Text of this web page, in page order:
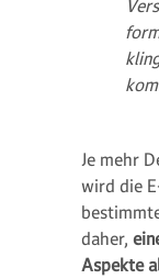
Je mehr
wird die
daher,
Aspekte